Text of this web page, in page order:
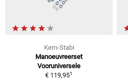
Kern-Stabi
Manoeuvreerset
Vooruniversele
€ 119,951